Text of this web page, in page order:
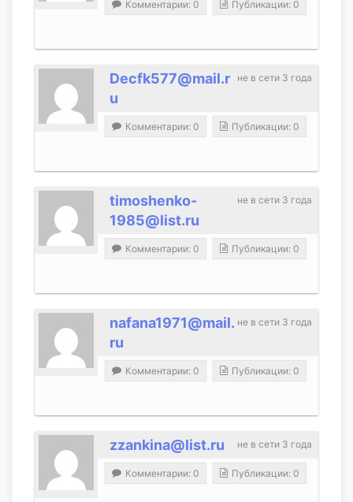
Комментарии: 0 Публикации: 0
не в сети 3 года
Decfk577@mail.r
u
Комментарии: 0 Публикации: 0
не в сети 3 года
timoshenko-
1985@list.ru
Комментарии: 0 Публикации: 0
не в сети 3 года
nafana1971@mail.
ru
Комментарии: 0 Публикации: 0
не в сети 3 года
zzankina@list.ru
Комментарии: 0 Публикации: 0